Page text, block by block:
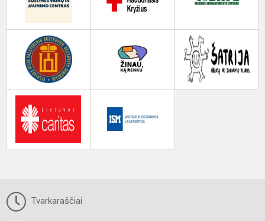
Tvarkaraščiai